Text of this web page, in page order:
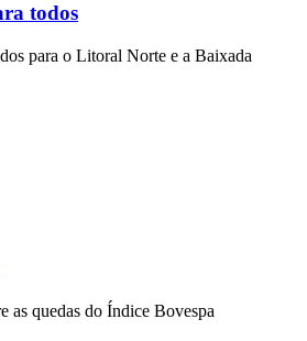
todos
para o Litoral Norte e a Baixada
as quedas do Índice Bovespa